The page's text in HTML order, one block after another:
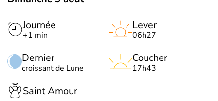
Journée
+1 min
Dernier
croissant de Lune
Lever
06h27
Coucher
17h43
Saint Amour